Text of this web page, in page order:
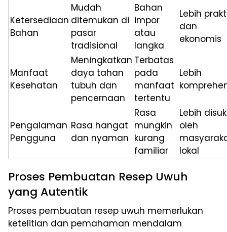
Ketersediaan
Bahan
Mudah
ditemukan di
pasar
tradisional
Bahan
impor
atau
langka
Lebih
dan
ekonomis
Manfaat
Kesehatan
Meningkatkan
daya tahan
tubuh dan
pencernaan
Terbatas
pada
manfaat
tertentu
Lebih
Pengalaman
Pengguna
Rasa hangat
dan nyaman
Rasa
mungkin
kurang
familiar
Lebih
oleh
lokal
Proses Pembuatan Resep Uwuh
yang Autentik
Proses pembuatan resep uwuh memerlukan
ketelitian dan pemahaman mendalam